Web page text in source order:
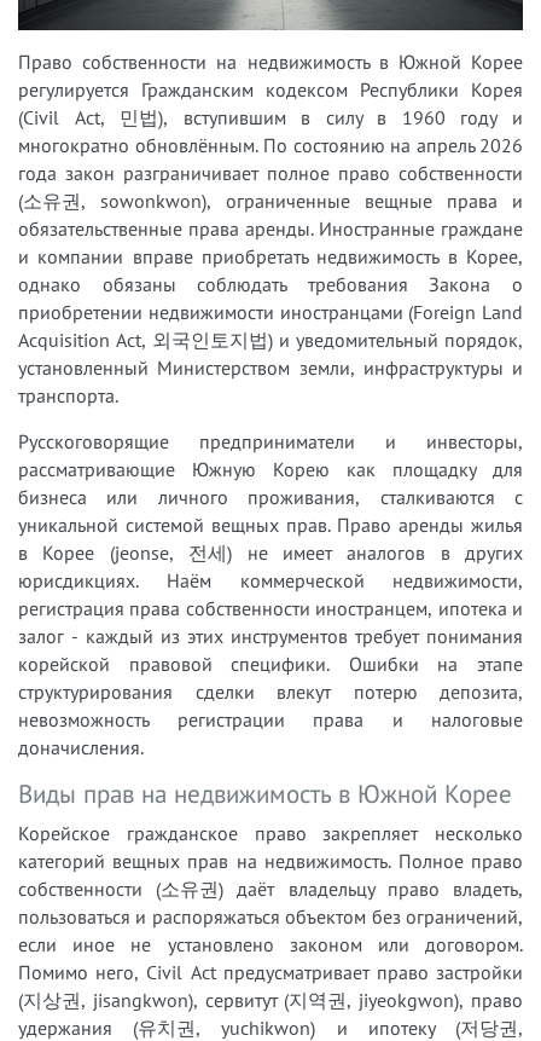
Право собственности на недвижимость в Южной Корее
регулируется Гражданским кодексом Республики Корея
(Civil Act, 민법), вступившим в силу в 1960 году и
многократно обновлённым. По состоянию на апрель 2026
года закон разграничивает полное право собственности
(소유권, sowonkwon), ограниченные вещные права и
обязательственные права аренды. Иностранные граждане
и компании вправе приобретать недвижимость в Корее,
однако обязаны соблюдать требования Закона о
приобретении недвижимости иностранцами (Foreign Land
Acquisition Act, 외국인토지법) и уведомительный порядок,
установленный Министерством земли, инфраструктуры и
транспорта.
Русскоговорящие предприниматели и инвесторы,
рассматривающие Южную Корею как площадку для
бизнеса или личного проживания, сталкиваются с
уникальной системой вещных прав. Право аренды жилья
в Корее (jeonse, 전세) не имеет аналогов в других
юрисдикциях. Наём коммерческой недвижимости,
регистрация права собственности иностранцем, ипотека и
залог - каждый из этих инструментов требует понимания
корейской правовой специфики. Ошибки на этапе
структурирования сделки влекут потерю депозита,
невозможность регистрации права и налоговые
доначисления.
Виды прав на недвижимость в Южной Корее
Корейское гражданское право закрепляет несколько
категорий вещных прав на недвижимость. Полное право
собственности (소유권) даёт владельцу право владеть,
пользоваться и распоряжаться объектом без ограничений,
если иное не установлено законом или договором.
Помимо него, Civil Act предусматривает право застройки
(지상권, jisangkwon), сервитут (지역권, jiyeokgwon), право
удержания (유치권, yuchikwon) и ипотеку (저당권,